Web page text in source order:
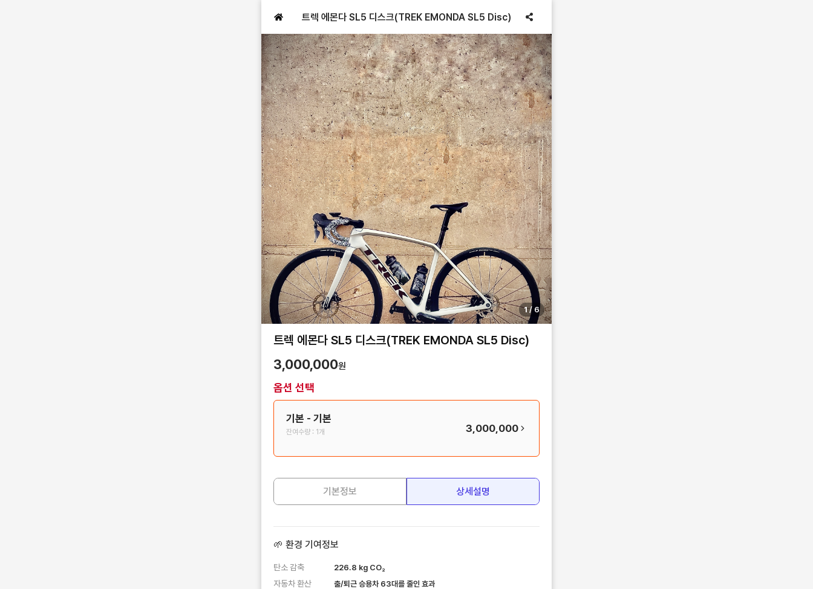
트렉 에몬다 SL5 디스크(TREK EMONDA SL5 Disc)
1/ 6
트렉 에몬다 SL5 디스크(TREK EMONDA SL5 Disc)
3,000,000원
옵션 선택
기본 - 기본
잔여수량 : 1개 3,000,000
기본정보 상세설명
🌱 환경 기여정보
탄소 감축 226.8 kg CO₂
자동차 환산 출/퇴근 승용차 63대를 줄인 효과